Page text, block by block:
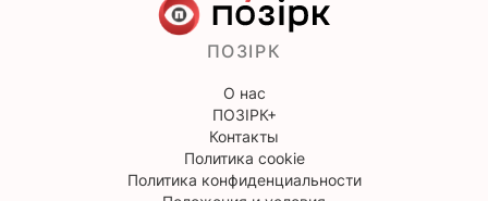
ПОЗІРК
О нас
ПОЗІРК+
Контакты
Политика cookie
Политика конфиденциальности